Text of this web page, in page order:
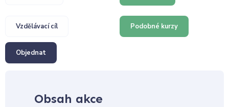
Vzdělávací cíl Podobné kurzy
Objednat
Obsah akce